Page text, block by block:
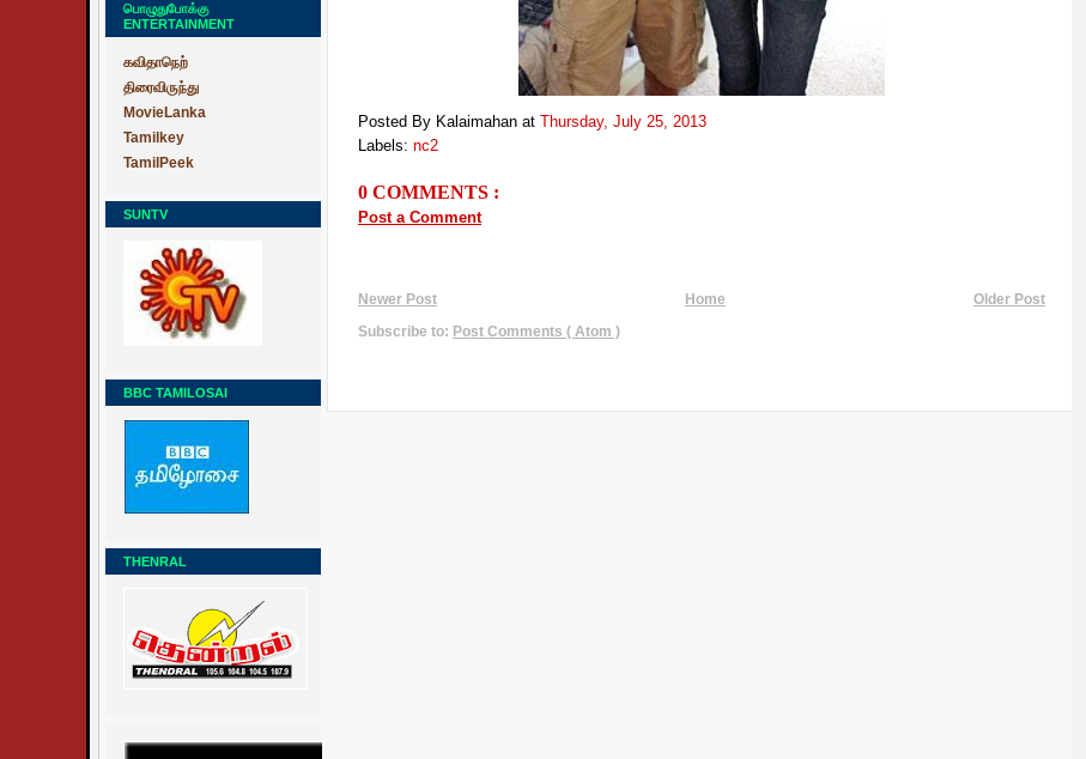
பொழுதுபோக்கு
ENTERTAINMENT
கவிதாநெற்
திரைவிருந்து
MovieLanka
Tamilkey
TamilPeek
SUNTV
BBC TAMILOSAI
THENRAL
Posted By Kalaimahan at Thursday, July 25, 2013
Labels: nc2
0 COMMENTS :
Post a Comment
Newer Post Older Post
Home
Subscribe to: Post Comments ( Atom )